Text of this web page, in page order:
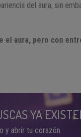
del aura, sin
el aura, pero con
YA
y abrir tu corazón.